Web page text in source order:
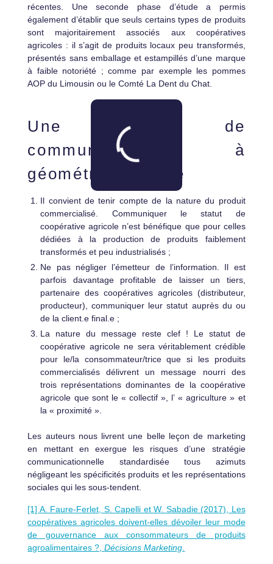
récentes. Une seconde phase d’étude a permis
également d’établir que seuls certains types de produits
sont majoritairement associés aux coopératives
agricoles : il s’agit de produits locaux peu transformés,
présentés sans emballage et estampillés d’une marque
à faible notoriété ; comme par exemple les pommes
AOP du Limousin ou le Comté La Dent du Chat.
Une stratégie de
communication à
géométrie variable
Il convient de tenir compte de la nature du produit
commercialisé. Communiquer le statut de
coopérative agricole n’est bénéfique que pour celles
dédiées à la production de produits faiblement
transformés et peu industrialisés ;
Ne pas négliger l’émetteur de l’information. Il est
parfois davantage profitable de laisser un tiers,
partenaire des coopératives agricoles (distributeur,
producteur), communiquer leur statut auprès du ou
de la client.e final.e ;
La nature du message reste clef ! Le statut de
coopérative agricole ne sera véritablement crédible
pour le/la consommateur/trice que si les produits
commercialisés délivrent un message nourri des
trois représentations dominantes de la coopérative
agricole que sont le « collectif », l’ « agriculture » et
la « proximité ».
Les auteurs nous livrent une belle leçon de marketing
en mettant en exergue les risques d’une stratégie
communicationnelle standardisée tous azimuts
négligeant les spécificités produits et les représentations
sociales qui les sous-tendent.
[1] A. Faure-Ferlet, S. Capelli et W. Sabadie (2017), Les
coopératives agricoles doivent-elles dévoiler leur mode
de gouvernance aux consommateurs de produits
agroalimentaires ?,Décisions Marketing